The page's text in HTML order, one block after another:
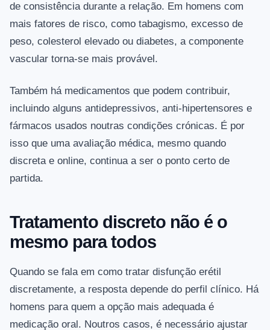
de consistência durante a relação. Em homens com
mais fatores de risco, como tabagismo, excesso de
peso, colesterol elevado ou diabetes, a componente
vascular torna-se mais provável.
Também há medicamentos que podem contribuir,
incluindo alguns antidepressivos, anti-hipertensores e
fármacos usados noutras condições crónicas. É por
isso que uma avaliação médica, mesmo quando
discreta e online, continua a ser o ponto certo de
partida.
Tratamento discreto não é o
mesmo para todos
Quando se fala em como tratar disfunção erétil
discretamente, a resposta depende do perfil clínico. Há
homens para quem a opção mais adequada é
medicação oral. Noutros casos, é necessário ajustar